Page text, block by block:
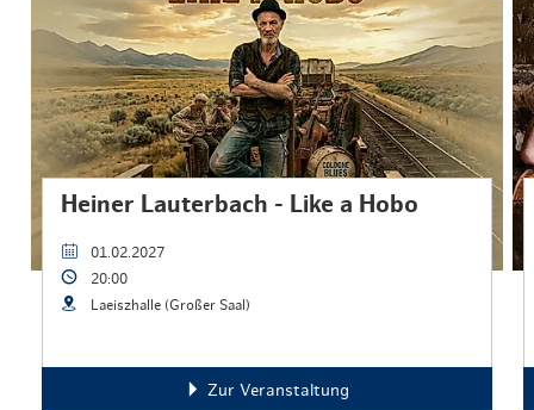
Heiner Lauterbach - Like a Hobo
01.02.2027
20:00
Laeiszhalle (Großer Saal)
Zur Veranstaltung